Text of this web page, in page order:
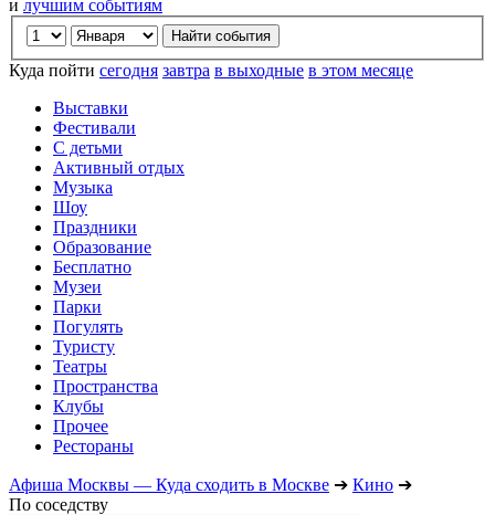
и лучшим событиям
Куда пойти сегодня завтра в выходные в этом месяце
Выставки
Фестивали
С детьми
Активный отдых
Музыка
Шоу
Праздники
Образование
Бесплатно
Музеи
Парки
Погулять
Туристу
Театры
Пространства
Клубы
Прочее
Рестораны
Афиша Москвы — Куда сходить в Москве ➔ Кино ➔
По соседству